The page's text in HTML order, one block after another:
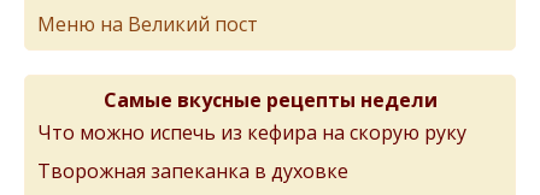
Меню на Великий пост
Самые вкусные рецепты недели
Что можно испечь из кефира на скорую руку
Творожная запеканка в духовке